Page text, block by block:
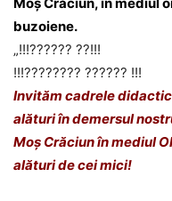
buzoiene.
„!!!?????? ??!!!
!!!???????? ?????? !!!
Invităm cadrele
alături în demersul
Moș Crăciun în mediul
alături de cei mici!